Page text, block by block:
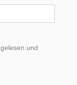
gelesen und